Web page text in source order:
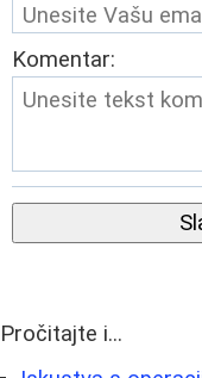
Komentar:
Pročitajte i...